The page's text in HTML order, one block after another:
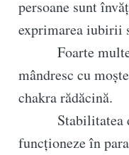
persoane sunt
exprimarea iubirii
Foarte multe
mândresc cu
chakra rădăcină.
Stabilitatea de
funcționeze în